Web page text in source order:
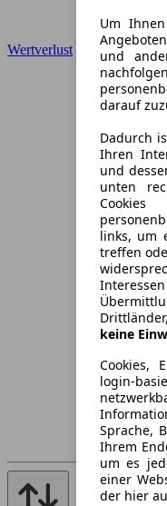
Wertverlust
Um
und
darauf
Dadurch
Ihren
und
unten
links, um
treffen
keine
Cookies,
login-
Sprache,
Ihrem
um es
einer
der hier